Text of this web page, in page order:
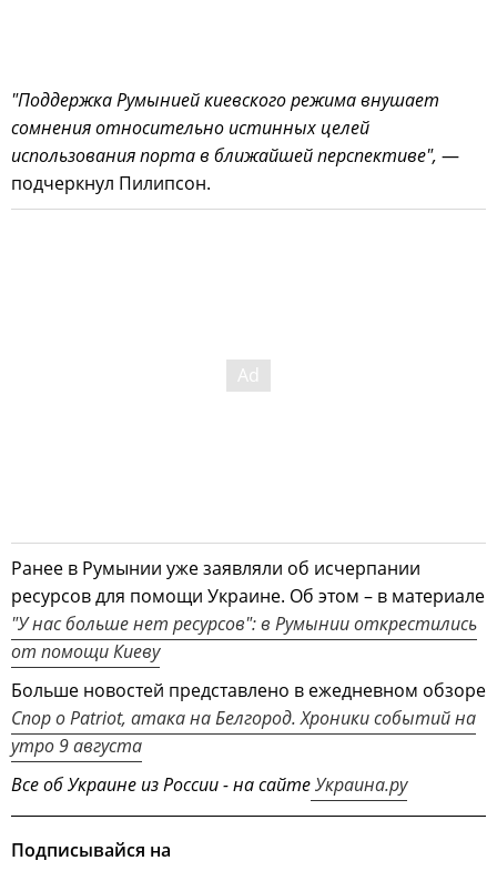
"Поддержка Румынией киевского режима внушает
сомнения относительно истинных целей
использования порта в ближайшей перспективе", —
подчеркнул Пилипсон.
Ранее в Румынии уже заявляли об исчерпании
ресурсов для помощи Украине. Об этом – в материале
"У нас больше нет ресурсов": в Румынии открестились
от помощи Киеву
Больше новостей представлено в ежедневном обзоре
Спор о Patriot, атака на Белгород. Хроники событий на
утро 9 августа
Все об Украине из России - на сайтеУкраина.ру
Подписывайся на